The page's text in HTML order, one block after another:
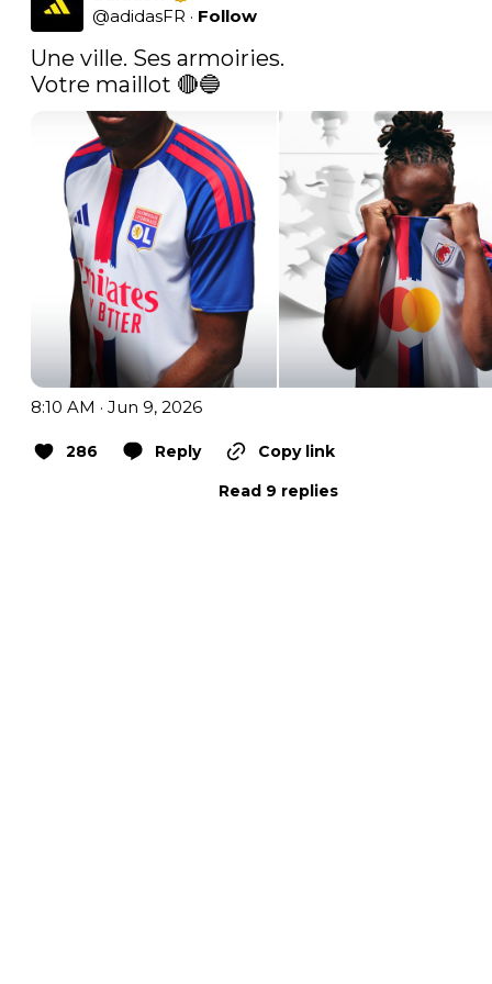
@adidasFR · Follow
Une ville. Ses armoiries. ​
Votre maillot 🔴🔵
8:10 AM · Jun 9, 2026
286 Reply
Copy link
Read 9 replies